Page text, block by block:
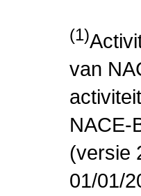
(1)
van
NACE-
(versie
01/01/